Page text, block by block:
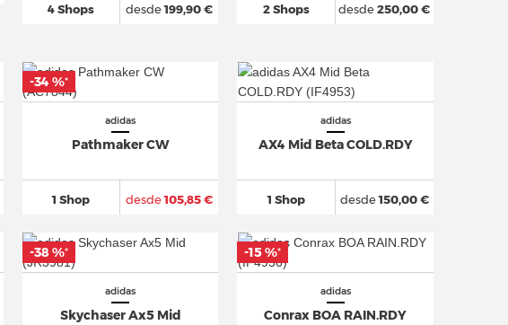
4 Shops desde199,90 € 2 Shops desde250,00 €
adidas
Pathmaker CW
1 Shop desde105,85 €
-34 %*
adidas
AX4 Mid Beta COLD.RDY
1 Shop desde150,00 €
adidas
Skychaser Ax5 Mid
-38 %*
adidas
Conrax BOA RAIN.RDY
-15 %*